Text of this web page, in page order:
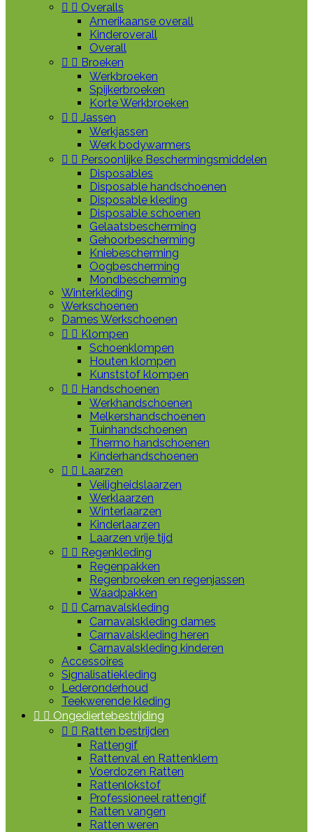
  Overalls
Amerikaanse overall
Kinderoverall
Overall
  Broeken
Werkbroeken
Spijkerbroeken
Korte Werkbroeken
  Jassen
Werkjassen
Werk bodywarmers
  Persoonlijke Beschermingsmiddelen
Disposables
Disposable handschoenen
Disposable kleding
Disposable schoenen
Gelaatsbescherming
Gehoorbescherming
Kniebescherming
Oogbescherming
Mondbescherming
Winterkleding
Werkschoenen
Dames Werkschoenen
  Klompen
Schoenklompen
Houten klompen
Kunststof klompen
  Handschoenen
Werkhandschoenen
Melkershandschoenen
Tuinhandschoenen
Thermo handschoenen
Kinderhandschoenen
  Laarzen
Veiligheidslaarzen
Werklaarzen
Winterlaarzen
Kinderlaarzen
Laarzen vrije tijd
  Regenkleding
Regenpakken
Regenbroeken en regenjassen
Waadpakken
  Carnavalskleding
Carnavalskleding dames
Carnavalskleding heren
Carnavalskleding kinderen
Accessoires
Signalisatiekleding
Lederonderhoud
Teekwerende kleding
  Ongediertebestrijding
  Ratten bestrijden
Rattengif
Rattenval en Rattenklem
Voerdozen Ratten
Rattenlokstof
Professioneel rattengif
Ratten vangen
Ratten weren